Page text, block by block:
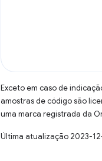
Exceto em caso de
amostras de código são
uma marca registrada da
Última atualização 2023-